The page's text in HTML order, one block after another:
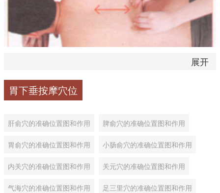
2、按摩者双手五指并拢，沿被按摩者的脊柱两旁1.5寸
展开
胃下垂按摩穴位
肝俞穴的准确位置图和作用 脾俞穴的准确位置图和作用
胃俞穴的准确位置图和作用 小肠俞穴的准确位置图和作用
内关穴的准确位置图和作用 关元穴的准确位置图和作用
气海穴的准确位置图和作用 足三里穴的准确位置图和作用